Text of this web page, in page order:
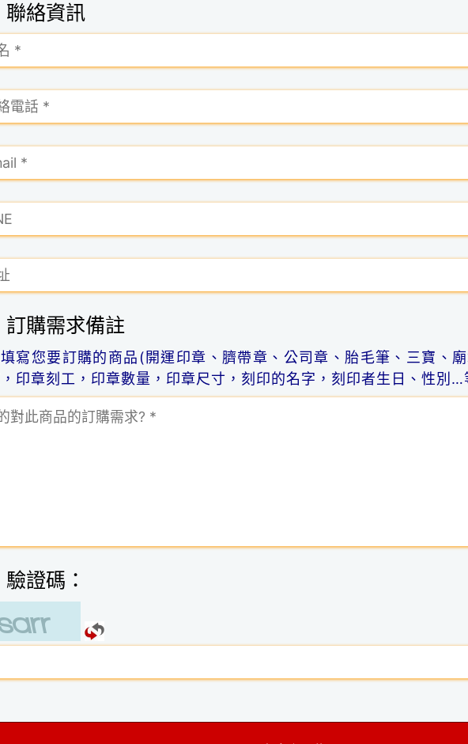
聯絡資訊
訂購需求備註
寫您要訂購的商品(開運印章、臍帶章、公司章、胎毛筆、三寶、
印章刻工，印章數量，印章尺寸，刻印的名字，刻印者生日、性別…
驗證碼：